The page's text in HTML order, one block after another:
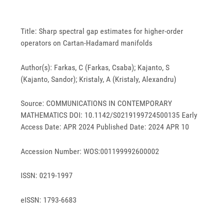
Title: Sharp spectral gap estimates for higher-order
operators on Cartan-Hadamard manifolds
Author(s): Farkas, C (Farkas, Csaba); Kajanto, S
(Kajanto, Sandor); Kristaly, A (Kristaly, Alexandru)
Source: COMMUNICATIONS IN CONTEMPORARY
MATHEMATICS DOI: 10.1142/S0219199724500135 Early
Access Date: APR 2024 Published Date: 2024 APR 10
Accession Number: WOS:001199992600002
ISSN: 0219-1997
eISSN: 1793-6683